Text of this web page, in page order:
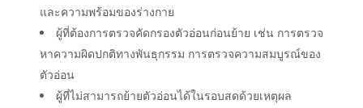
และความพร้อมของร่างกาย
ผู้ที่ต้องการตรวจคัดกรองตัวอ่อนก่อนย้าย เช่น การตรวจ
หาความผิดปกติทางพันธุกรรม การตรวจความสมบูรณ์ของ
ตัวอ่อน
ผู้ที่ไม่สามารถย้ายตัวอ่อนได้ในรอบสดด้วยเหตุผล